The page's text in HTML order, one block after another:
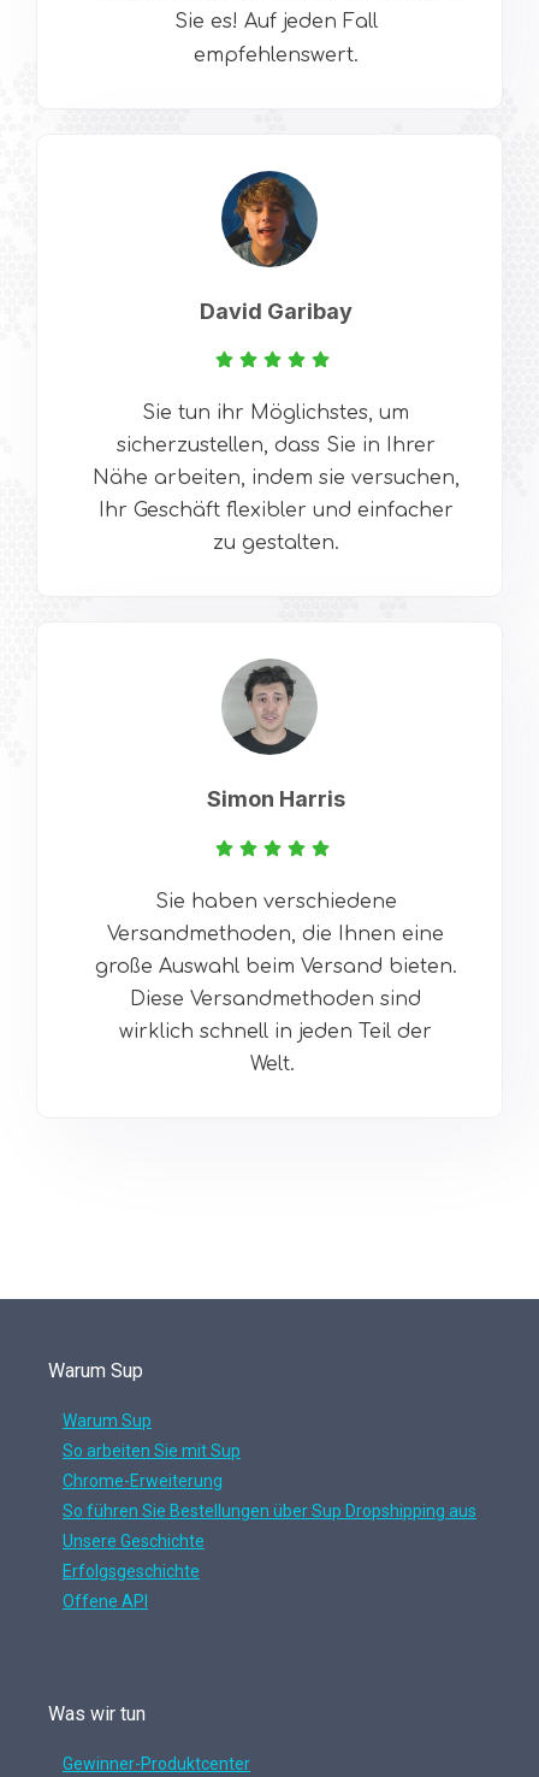
Sie es! Auf jeden Fall
empfehlenswert.
David Garibay
Sie tun ihr Möglichstes, um
sicherzustellen, dass Sie in Ihrer
Nähe arbeiten, indem sie versuchen,
Ihr Geschäft flexibler und einfacher
zu gestalten.
Simon Harris
Sie haben verschiedene
Versandmethoden, die Ihnen eine
große Auswahl beim Versand bieten.
Diese Versandmethoden sind
wirklich schnell in jeden Teil der
Welt.
Warum Sup
Warum Sup
So arbeiten Sie mit Sup
Chrome-Erweiterung
So führen Sie Bestellungen über Sup Dropshipping aus
Unsere Geschichte
Erfolgsgeschichte
Offene API
Was wir tun
Gewinner-Produktcenter